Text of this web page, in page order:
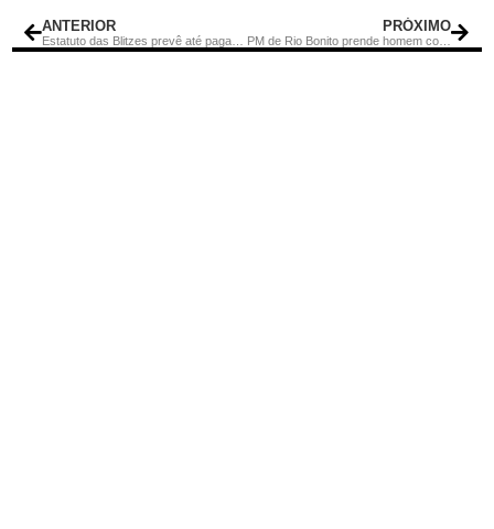
ANTERIOR
Estatuto das Blitzes prevê até pagamento de multa por Pix ou cartão para evitar remoção
PRÓXIMO
PM de Rio Bonito prende homem com extensa ficha criminal, na Viçosa